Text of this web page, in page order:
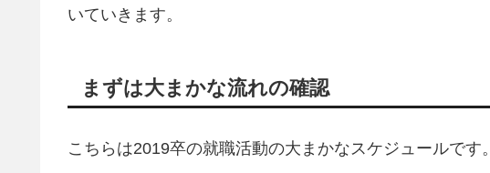
いていきます。
まずは大まかな流れの確認
こちらは2019卒の就職活動の大まかなスケジュールです。